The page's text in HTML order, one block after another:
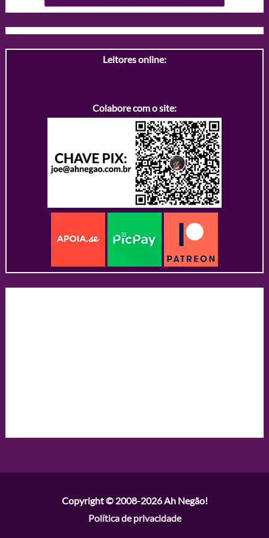
Leitores online:
Colabore com o site:
Copyright © 2008-2026Ah Negão!
Política de privacidade